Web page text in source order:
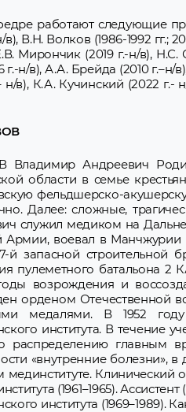
работают следующие
В.Н. Волков (1986-1992 гг.;
Мирончик (2019 г.-н/в), Н.С.
г.-н/в), А.А. Брейда (2010
н/в), К.А. Кучинский (2022
Владимир Андреевич
области в семье
фельдшерско-
Далее: сложные,
служил медиком на
Армии, воевал в Манчжурии
й запасной строительной
пулеметного батальона
возрождения и
орденом Отечественной
медалями. В 1952 году
института. В течение
распределению главным
«внутренние болезни»,
Клинический
(1961–1965).
института (1969–1989).